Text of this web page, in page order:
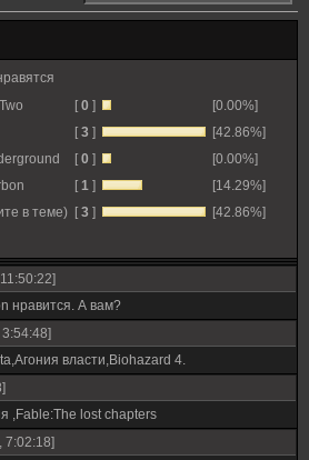
[ 0 ]
[0.00%]
[ 3 ]
[42.86%]
[ 0 ]
[0.00%]
[ 1 ]
[14.29%]
в теме) [ 3 ]
[42.86%]
нравится. А вам?
власти,Biohazard 4.
,Fable:The lost chapters
7:02:18]